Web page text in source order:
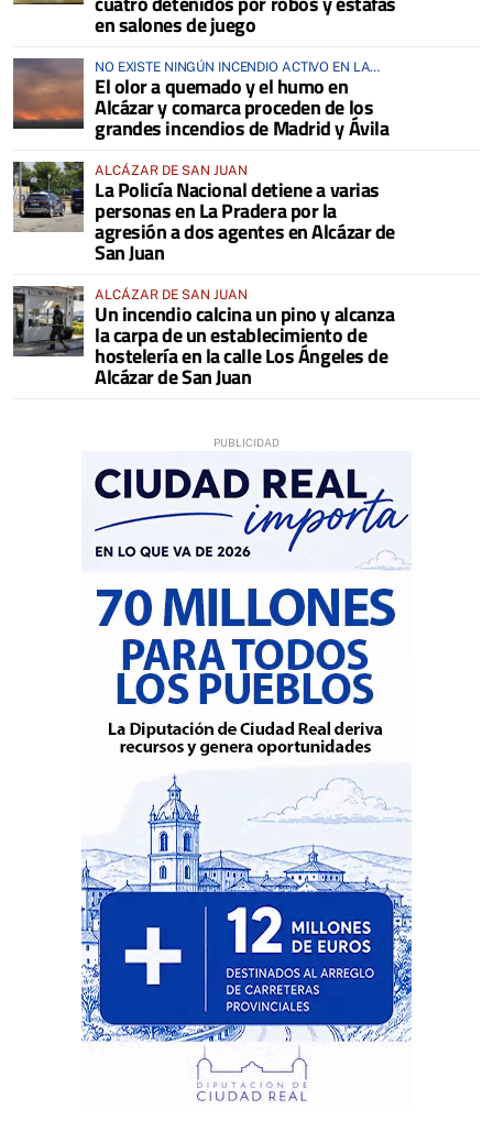
en salones de juego
NO EXISTE NINGÚN INCENDIO ACTIVO EN LA
COMARCA
El olor a quemado y el humo en
Alcázar y comarca proceden de los
grandes incendios de Madrid y Ávila
ALCÁZAR DE SAN JUAN
La Policía Nacional detiene a varias
personas en La Pradera por la
agresión a dos agentes en Alcázar de
San Juan
ALCÁZAR DE SAN JUAN
Un incendio calcina un pino y alcanza
la carpa de un establecimiento de
hostelería en la calle Los Ángeles de
Alcázar de San Juan